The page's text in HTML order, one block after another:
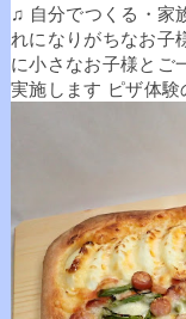
♫ 自分でつくる・家
れになりがちなお子
に小さなお子様とご
実施します ピザ体